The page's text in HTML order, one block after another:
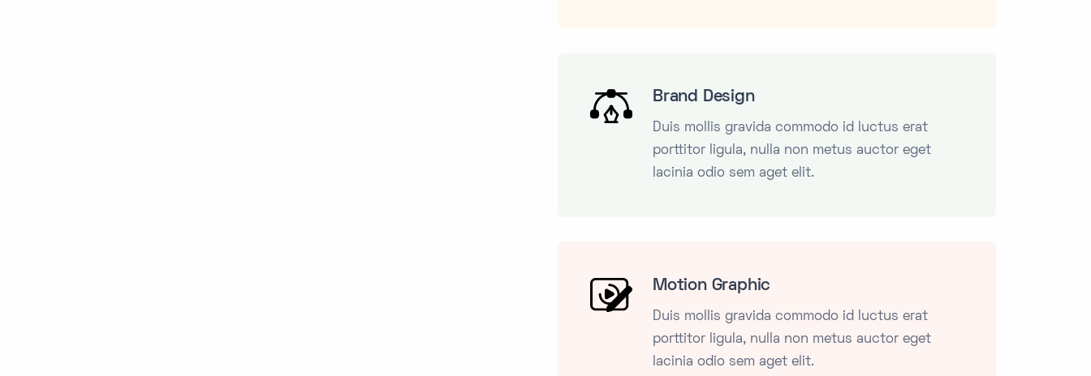
Brand Design
Duis mollis gravida commodo id luctus erat
porttitor ligula, nulla non metus auctor eget
lacinia odio sem aget elit.
Motion Graphic
Duis mollis gravida commodo id luctus erat
porttitor ligula, nulla non metus auctor eget
lacinia odio sem aget elit.